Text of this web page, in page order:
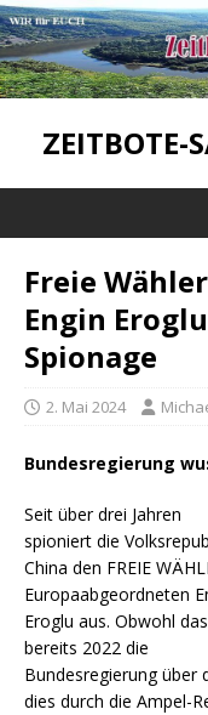
ZEITBOTE-
Freie
Engin
Spionage
2. Mai 2024
Bundesregierung
Seit über drei Jahren
spioniert die
China den FREIE
Europaabgeordneten
Eroglu aus. Obwohl
bereits 2022 die
Bundesregierung über
dies durch die Ampel-